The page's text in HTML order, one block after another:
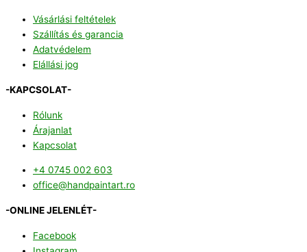
Vásárlási feltételek
Szállítás és garancia
Adatvédelem
Elállási jog
-KAPCSOLAT-
Rólunk
Árajanlat
Kapcsolat
+4 0745 002 603
office@handpaintart.ro
-ONLINE JELENLÉT-
Facebook